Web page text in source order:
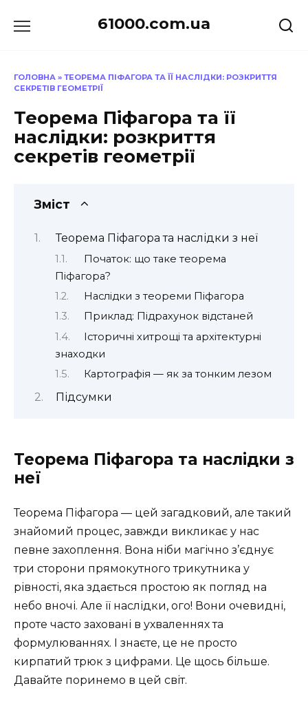
до
61000.com.ua
ГОЛОВНА » ТЕОРЕМА ПІФАГОРА ТА ЇЇ НАСЛІДКИ: РОЗКРИТТЯ
СЕКРЕТІВ ГЕОМЕТРІЇ
Теорема Піфагора та її
наслідки: розкриття
секретів геометрії
Зміст
Теорема Піфагора та наслідки з неї
Початок: що таке теорема
Піфагора?
Наслідки з теореми Піфагора
Приклад: Підрахунок відстаней
Історичні хитрощі та архітектурні
знаходки
Картографія — як за тонким лезом
Підсумки
Теорема Піфагора та наслідки з
неї
Теорема Піфагора — цей загадковий, але такий
знайомий процес, завжди викликає у нас
певне захоплення. Вона ніби магічно з’єднує
три сторони прямокутного трикутника у
рівності, яка здається простою як погляд на
небо вночі. Але її наслідки, ого! Вони очевидні,
проте часто заховані в ухваленнях та
формулюваннях. І знаєте, це не просто
кирпатий трюк з цифрами. Це щось більше.
Давайте поринемо в цей світ.